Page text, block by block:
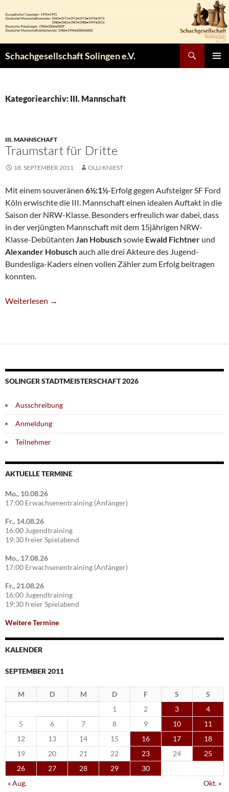
Inhalt
springen
Schachgesellschaft Solingen e.V.
Kategoriearchiv: III. Mannschaft
III. MANNSCHAFT
Traumstart für Dritte
18. SEPTEMBER 2011 OLLI KNIEST
Mit einem souveränen 6½:1½-Erfolg gegen Aufsteiger SF Ford
Köln erwischte die III. Mannschaft einen idealen Auftakt in die
Saison der NRW-Klasse. Besonders erfreulich war dabei, dass
in der verjüngten Mannschaft mit dem 15jährigen NRW-
Klasse-Debütanten Jan Hobuschsowie Ewald Fichtner und
Alexander Hobuschauch alle drei Akteure des Jugend-
Bundesliga-Kaders einen vollen Zähler zum Erfolg beitragen
konnten.
Traumstart Für Dritte
Weiterlesen →
SOLINGER STADTMEISTERSCHAFT 2026
Ausschreibung
Anmeldung
Teilnehmer
AKTUELLE TERMINE
Mo., 10.08.26
17:00 Erwachsenentraining (Anfänger)
Fr., 14.08.26
16:00 Jugendtraining
19:30 freier Spielabend
Mo., 17.08.26
17:00 Erwachsenentraining (Anfänger)
Fr., 21.08.26
16:00 Jugendtraining
19:30 freier Spielabend
Weitere Termine
KALENDER
SEPTEMBER 2011
M D M D F S
S
1
2 3
4
5
6 7 8 9 10
11
12
13 14 15 16 17
18
19
20 21 22 23 24
25
26
27 28 29
30
« Aug.
Okt. »